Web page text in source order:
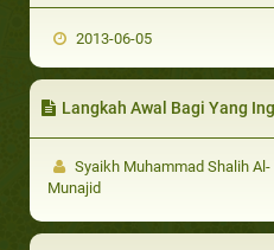
2013-06-05
Langkah Awal Bagi Yang
Syaikh Muhammad Shalih Al-
Munajid